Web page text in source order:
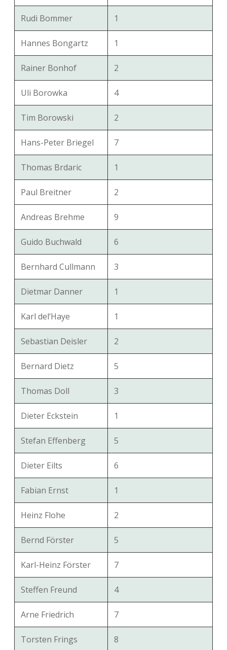
Rudi Bommer 1
Hannes Bongartz 1
Rainer Bonhof 2
Uli Borowka 4
Tim Borowski 2
Hans-Peter Briegel 7
Thomas Brdaric 1
Paul Breitner 2
Andreas Brehme 9
Guido Buchwald 6
Bernhard Cullmann 3
Dietmar Danner 1
Karl del‘Haye 1
Sebastian Deisler 2
Bernard Dietz 5
Thomas Doll 3
Dieter Eckstein 1
Stefan Effenberg 5
Dieter Eilts 6
Fabian Ernst 1
Heinz Flohe 2
Bernd Förster 5
Karl-Heinz Förster 7
Steffen Freund 4
Arne Friedrich 7
Torsten Frings 8